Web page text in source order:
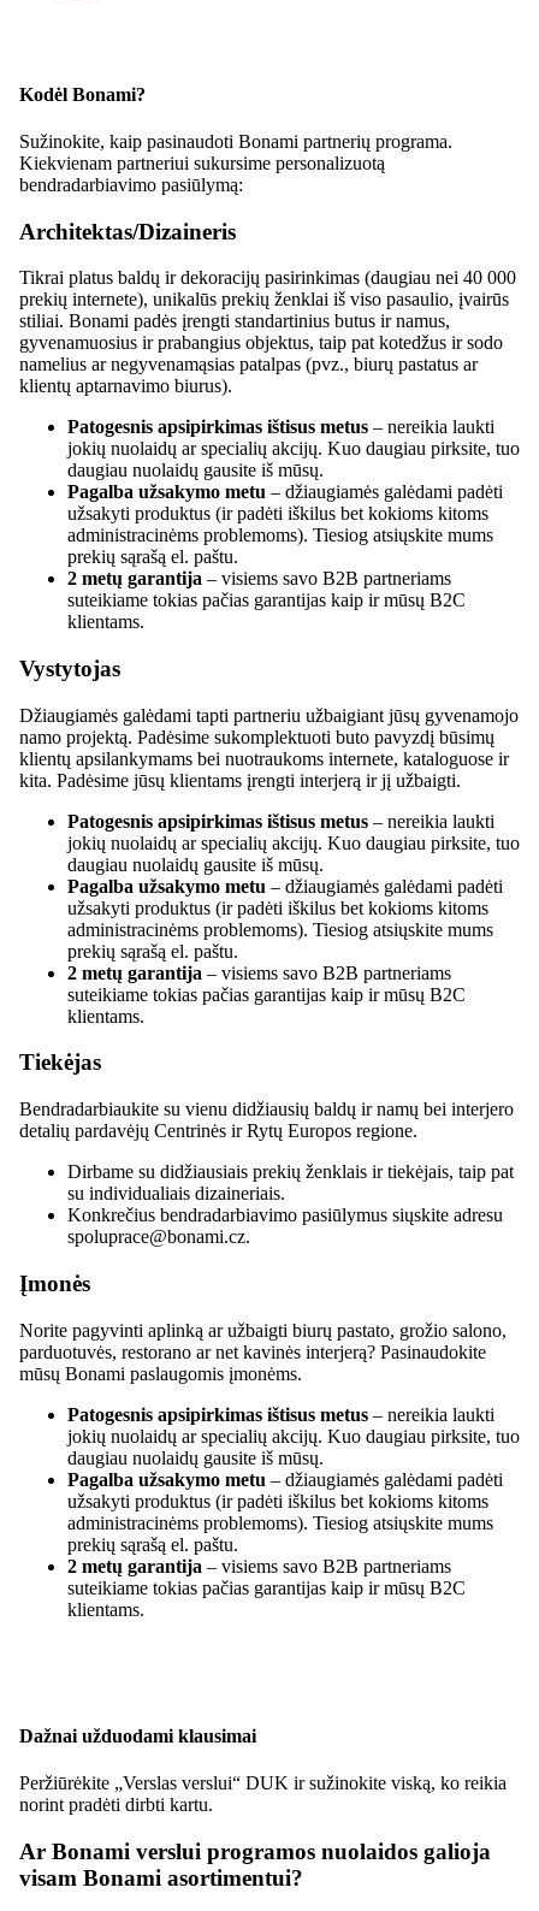
Kodėl Bonami?
Sužinokite, kaip pasinaudoti Bonami partnerių programa.
Kiekvienam partneriui sukursime personalizuotą
bendradarbiavimo pasiūlymą:
Architektas/Dizaineris
Tikrai platus baldų ir dekoracijų pasirinkimas (daugiau nei 40 000
prekių internete), unikalūs prekių ženklai iš viso pasaulio, įvairūs
stiliai. Bonami padės įrengti standartinius butus ir namus,
gyvenamuosius ir prabangius objektus, taip pat kotedžus ir sodo
namelius ar negyvenamąsias patalpas (pvz., biurų pastatus ar
klientų aptarnavimo biurus).
Patogesnis apsipirkimas ištisus metus – nereikia laukti
jokių nuolaidų ar specialių akcijų. Kuo daugiau pirksite, tuo
daugiau nuolaidų gausite iš mūsų.
Pagalba užsakymo metu – džiaugiamės galėdami padėti
užsakyti produktus (ir padėti iškilus bet kokioms kitoms
administracinėms problemoms). Tiesiog atsiųskite mums
prekių sąrašą el. paštu.
2 metų garantija – visiems savo B2B partneriams
suteikiame tokias pačias garantijas kaip ir mūsų B2C
klientams.
Vystytojas
Džiaugiamės galėdami tapti partneriu užbaigiant jūsų gyvenamojo
namo projektą. Padėsime sukomplektuoti buto pavyzdį būsimų
klientų apsilankymams bei nuotraukoms internete, kataloguose ir
kita. Padėsime jūsų klientams įrengti interjerą ir jį užbaigti.
Patogesnis apsipirkimas ištisus metus – nereikia laukti
jokių nuolaidų ar specialių akcijų. Kuo daugiau pirksite, tuo
daugiau nuolaidų gausite iš mūsų.
Pagalba užsakymo metu – džiaugiamės galėdami padėti
užsakyti produktus (ir padėti iškilus bet kokioms kitoms
administracinėms problemoms). Tiesiog atsiųskite mums
prekių sąrašą el. paštu.
2 metų garantija – visiems savo B2B partneriams
suteikiame tokias pačias garantijas kaip ir mūsų B2C
klientams.
Tiekėjas
Bendradarbiaukite su vienu didžiausių baldų ir namų bei interjero
detalių pardavėjų Centrinės ir Rytų Europos regione.
Dirbame su didžiausiais prekių ženklais ir tiekėjais, taip pat
su individualiais dizaineriais.
Konkrečius bendradarbiavimo pasiūlymus siųskite adresu
spoluprace@bonami.cz.
Įmonės
Norite pagyvinti aplinką ar užbaigti biurų pastato, grožio salono,
parduotuvės, restorano ar net kavinės interjerą? Pasinaudokite
mūsų Bonami paslaugomis įmonėms.
Patogesnis apsipirkimas ištisus metus – nereikia laukti
jokių nuolaidų ar specialių akcijų. Kuo daugiau pirksite, tuo
daugiau nuolaidų gausite iš mūsų.
Pagalba užsakymo metu – džiaugiamės galėdami padėti
užsakyti produktus (ir padėti iškilus bet kokioms kitoms
administracinėms problemoms). Tiesiog atsiųskite mums
prekių sąrašą el. paštu.
2 metų garantija – visiems savo B2B partneriams
suteikiame tokias pačias garantijas kaip ir mūsų B2C
klientams.
Dažnai užduodami klausimai
Peržiūrėkite „Verslas verslui“ DUK ir sužinokite viską, ko reikia
norint pradėti dirbti kartu.
Ar Bonami verslui programos nuolaidos galioja
visam Bonami asortimentui?